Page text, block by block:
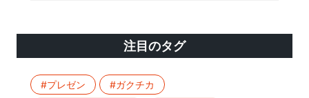
注目のタグ
#プレゼン
#ガクチカ